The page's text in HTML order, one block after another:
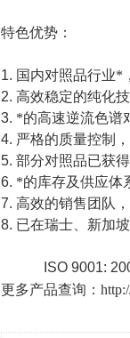
特色优势：
1. 国内对照品行业*
2. 高效稳定的纯化
3. *的高速逆流色谱
4. 严格的质量控制
5. 部分对照品已获
6. *的库存及供应体
7. 高效的销售团队，
8. 已在瑞士、新加
ISO 9001:
更多产品查询：